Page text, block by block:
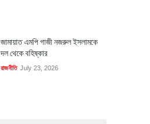
জামায়াত এমপি গাজী নজরুল ইসলামকে
দল থেকে বহিষ্কার
রাজনীতি July 23, 2026